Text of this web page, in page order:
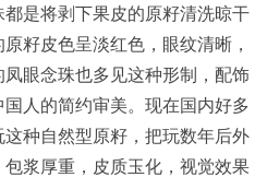
是将剥下果皮的原籽清洗晾干
籽皮色呈淡红色，眼纹清晰，
眼念珠也多见这种形制，配饰
人的简约审美。现在国内好多
种自然型原籽，把玩数年后外
浆厚重，皮质玉化，视觉效果